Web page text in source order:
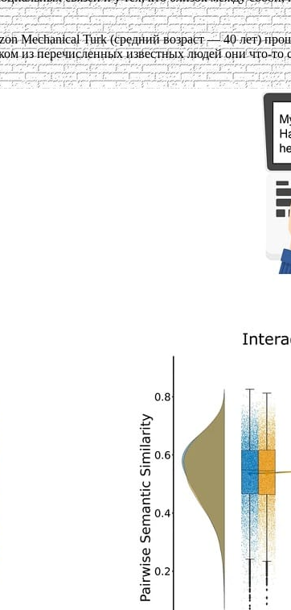
Mechanical Turk (средний возраст — 40 лет)
из перечисленных известных людей они что-